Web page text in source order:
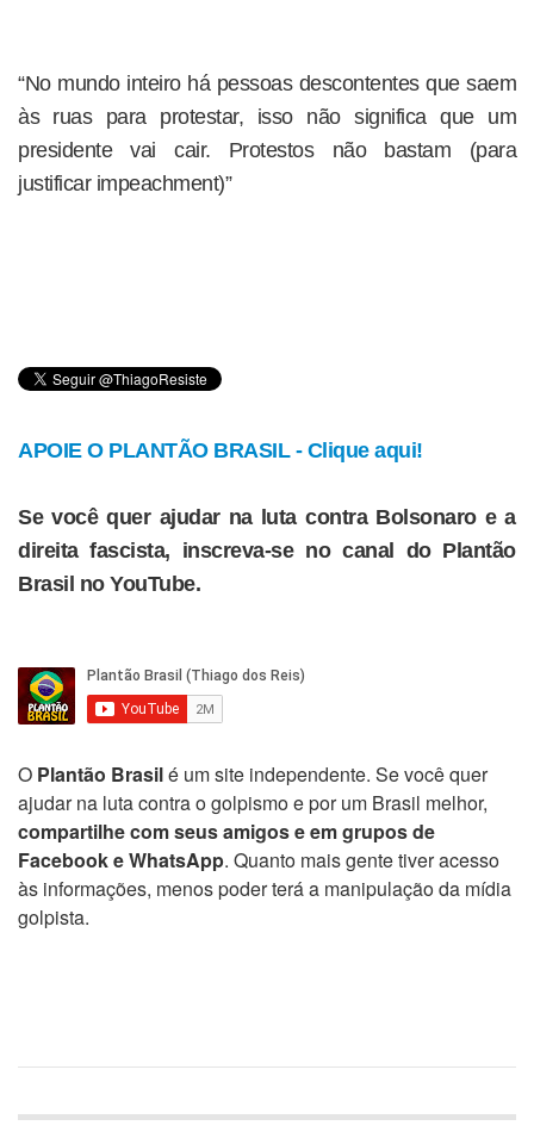
“No mundo inteiro há pessoas descontentes que saem
às ruas para protestar, isso não significa que um
presidente vai cair. Protestos não bastam (para
justificar impeachment)”
APOIE O PLANTÃO BRASIL - Clique aqui!
Se você quer ajudar na luta contra Bolsonaro e a
direita fascista, inscreva-se no canal do Plantão
Brasil no YouTube.
O Plantão Brasilé um site independente. Se você quer
ajudar na luta contra o golpismo e por um Brasil melhor,
compartilhe com seus amigos e em grupos de
Facebook e WhatsApp. Quanto mais gente tiver acesso
às informações, menos poder terá a manipulação da mídia
golpista.